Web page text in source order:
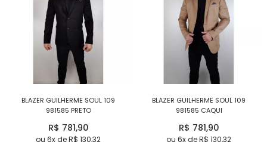
BLAZER GUILHERME SOUL 109
981585 PRETO
R$ 781,90
ou 6x de R$ 130,32
BLAZER GUILHERME SOUL 109
981585 CAQUI
R$ 781,90
ou 6x de R$ 130,32